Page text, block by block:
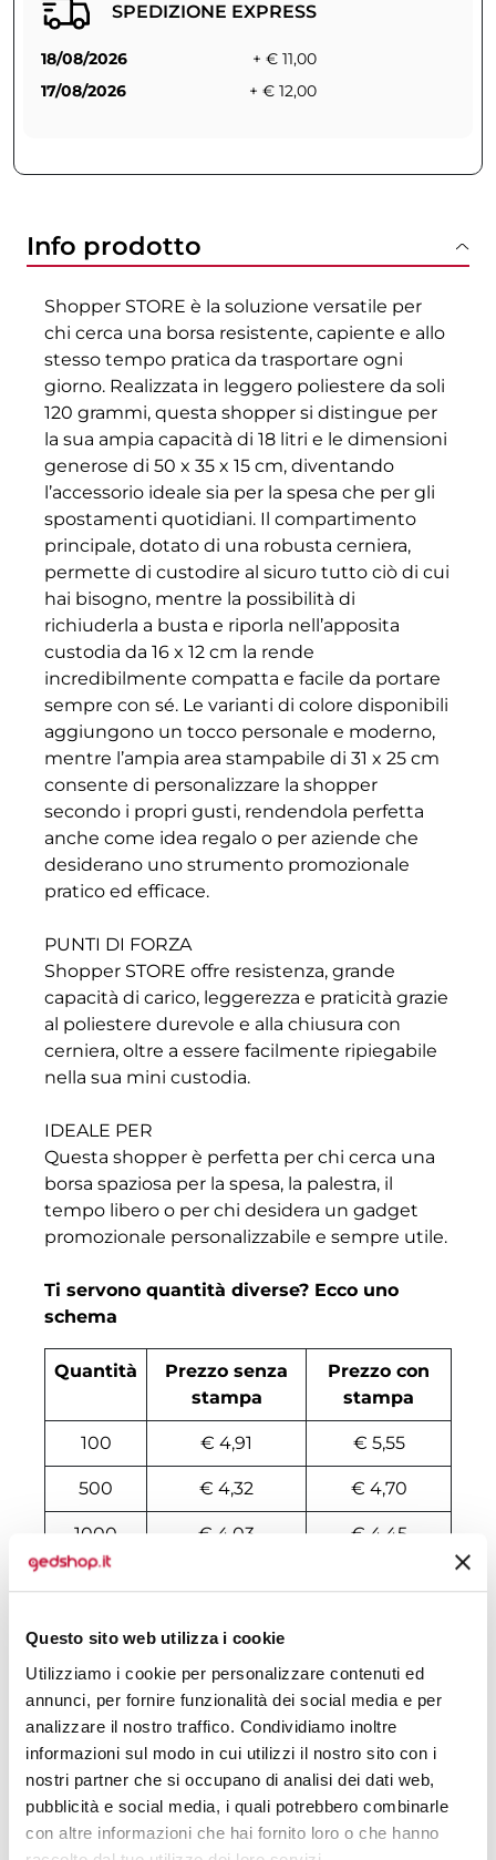
Questo sito web utilizza i cookie
Utilizziamo i cookie per personalizzare contenuti ed
annunci, per fornire funzionalità dei social media e per
analizzare il nostro traffico. Condividiamo inoltre
informazioni sul modo in cui utilizzi il nostro sito con i
nostri partner che si occupano di analisi dei dati web,
pubblicità e social media, i quali potrebbero combinarle
con altre informazioni che hai fornito loro o che hanno
SPEDIZIONE EXPRESS
18/08/2026
+ € 11,00
17/08/2026
+ € 12,00
Info prodotto
Shopper STORE è la soluzione versatile per
chi cerca una borsa resistente, capiente e allo
stesso tempo pratica da trasportare ogni
giorno. Realizzata in leggero poliestere da soli
120 grammi, questa shopper si distingue per
la sua ampia capacità di 18 litri e le dimensioni
generose di 50 x 35 x 15 cm, diventando
l’accessorio ideale sia per la spesa che per gli
spostamenti quotidiani. Il compartimento
principale, dotato di una robusta cerniera,
permette di custodire al sicuro tutto ciò di cui
hai bisogno, mentre la possibilità di
richiuderla a busta e riporla nell’apposita
custodia da 16 x 12 cm la rende
incredibilmente compatta e facile da portare
sempre con sé. Le varianti di colore disponibili
aggiungono un tocco personale e moderno,
mentre l’ampia area stampabile di 31 x 25 cm
consente di personalizzare la shopper
secondo i propri gusti, rendendola perfetta
anche come idea regalo o per aziende che
desiderano uno strumento promozionale
pratico ed efficace.
PUNTI DI FORZA
Shopper STORE offre resistenza, grande
capacità di carico, leggerezza e praticità grazie
al poliestere durevole e alla chiusura con
cerniera, oltre a essere facilmente ripiegabile
nella sua mini custodia.
IDEALE PER
Questa shopper è perfetta per chi cerca una
borsa spaziosa per la spesa, la palestra, il
tempo libero o per chi desidera un gadget
promozionale personalizzabile e sempre utile.
Ti servono quantità diverse? Ecco uno
schema
Quantità
Prezzo senza
stampa
Prezzo con
stampa
100 € 4,91 € 5,55
500 € 4,32 € 4,70
1000 € 4,03 € 4,45
4000 € 3,92 € 4,19
5000 € 3,92 € 4,12
6000 € 3,91 € 4,11
7000 € 3,90 € 4,09
8000 € 3,88